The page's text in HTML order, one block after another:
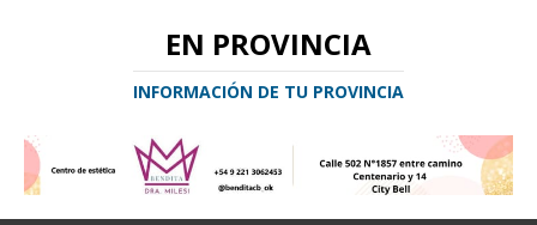
EN PROVINCIA
INFORMACIÓN DE TU PROVINCIA